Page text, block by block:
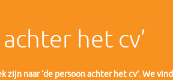
het cv’
zijn naar ‘de persoon achter het cv’. We